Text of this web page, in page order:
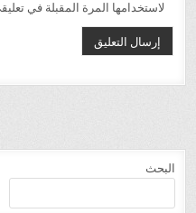
لاستخدامها المرة المقبلة في
البحث